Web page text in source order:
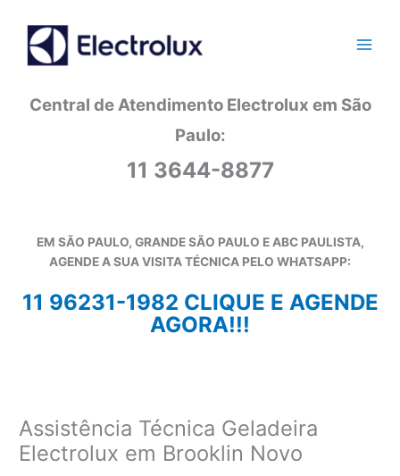
conteúdo
Central de Atendimento Electrolux em São
Paulo:
11 3644-8877
EM SÃO PAULO, GRANDE SÃO PAULO E ABC PAULISTA,
AGENDE A SUA VISITA TÉCNICA PELO WHATSAPP:
11 96231-1982 CLIQUE E AGENDE
AGORA!!!
Assistência Técnica Geladeira
Electrolux em Brooklin Novo